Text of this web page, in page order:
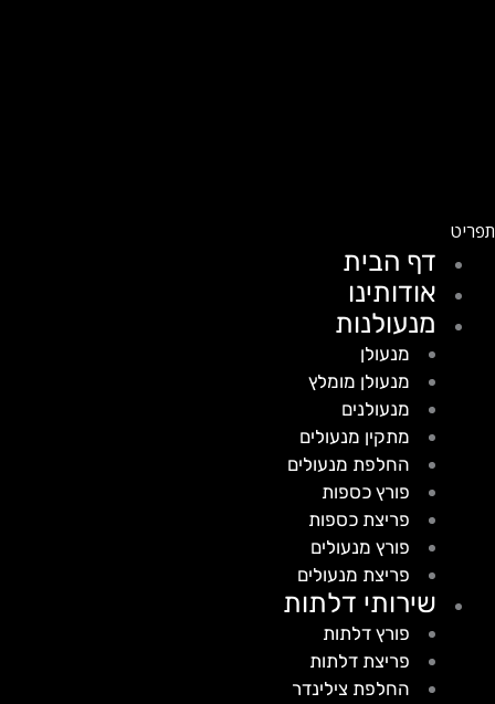
דף הבית
אודותינו
מנעולנות
מנעולן
מנעולן מומלץ
מנעולנים
מתקין מנעולים
החלפת מנעולים
פורץ כספות
פריצת כספות
פורץ מנעולים
פריצת מנעולים
שירותי דלתות
פורץ דלתות
פריצת דלתות
החלפת צילינדר